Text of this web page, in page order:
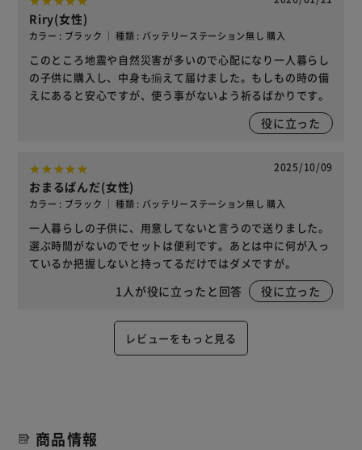
Riry(女性)
カラー : ブラック ｜ 種類 : バッテリーステーション無し 購入
このところ地震や自然災害が多いので心配になり一人暮らし
の子供に購入し、中身も揃えて届けました。もしもの時の備
えにあると安心ですが、使う事がないよう祈るばかりです。
役に立った
2025/10/09
おまるぱんだ(女性)
カラー : ブラック ｜ 種類 : バッテリーステーション無し 購入
一人暮らしの子供に、用意してないと言うので送りました。
選ぶ時間がないのでセットは便利です。あとは中に何が入っ
ているか把握しないと持ってるだけではダメですが。
1 人が役に立ったと回答 役に立った
レビューをもっと見る
商品情報